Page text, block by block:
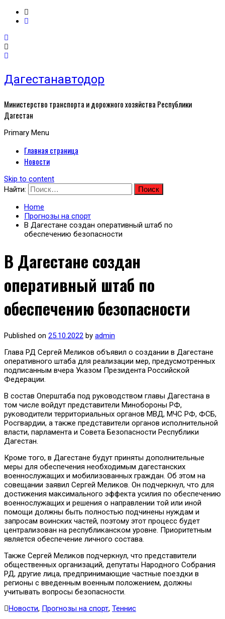
Дагестанавтодор
Министерство транспорта и дорожного хозяйства Республики
Дагестан
Primary Menu
Главная страница
Новости
Skip to content
Найти:
Home
Прогнозы на спорт
В Дагестане создан оперативный штаб по
обеспечению безопасности
В Дагестане создан
оперативный штаб по
обеспечению безопасности
Published on 25.10.2022 by admin
Глава РД Сергей Меликов объявил о создании в Дагестане
оперативного штаба для реализации мер, предусмотренных
подписанным вчера Указом Президента Российской
Федерации.
В состав Оперштаба под руководством главы Дагестана в
том числе войдут представители Минобороны РФ,
руководители территориальных органов МВД, МЧС РФ, ФСБ,
Росгвардии, а также представители органов исполнительной
власти, парламента и Совета Безопасности Республики
Дагестан.
Кроме того, в Дагестане будут приняты дополнительные
меры для обеспечения необходимым дагестанских
военнослужащих и мобилизованных граждан. Об этом на
совещании заявил Сергей Меликов. Он подчеркнул, что для
достижения максимального эффекта усилия по обеспечению
военнослужащих и решения о направлении той или иной
помощи должны быть полностью подчинены нуждам и
запросам воинских частей, поэтому этот процесс будет
централизован на республиканском уровне. Приоритетным
является обеспечение личного состава.
Также Сергей Меликов подчеркнул, что представители
общественных организаций, депутаты Народного Собрания
РД, другие лица, предпринимающие частные поездки в
регионы с введенным военным положением, должны
учитывать вопросы безопасности.
Новости, Прогнозы на спорт, Теннис